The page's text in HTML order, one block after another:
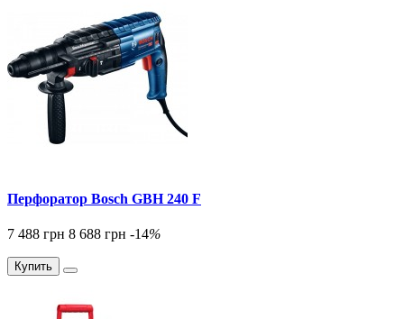
Перфоратор Bosch GBH 240 F
7 488 грн 8 688 грн -14%
Купить